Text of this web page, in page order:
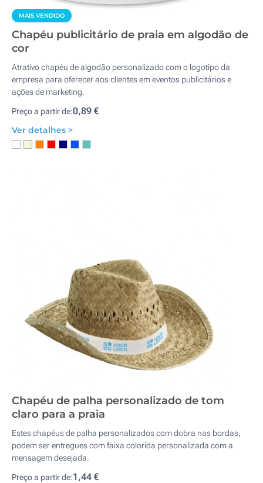
MAIS VENDIDO
Chapéu publicitário de praia em algodão de
cor
Atrativo chapéu de algodão personalizado com o logotipo da
empresa para oferecer aos clientes em eventos publicitários e
ações de marketing.
Preço a partir de:0,89 €
Ver detalhes >
Chapéu de palha personalizado de tom
claro para a praia
Estes chapéus de palha personalizados com dobra nas bordas,
podem ser entregues com faixa colorida personalizada com a
mensagem desejada.
Preço a partir de:1,44 €